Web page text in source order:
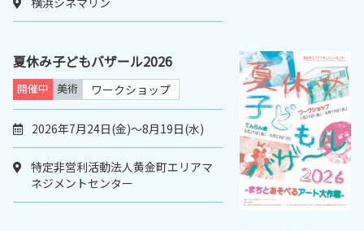
夏休み子どもバザール2026
開催中 美術 ワークショップ
2026年7月24日(金)〜8月19日(水)
特定非営利活動法人黄金町エリアマ
ネジメントセンター